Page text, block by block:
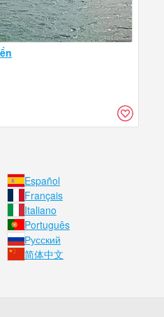
Español
Français
Italiano
Português
Русский
简体中文